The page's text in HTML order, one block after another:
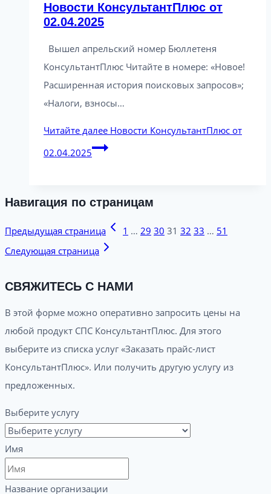
Новости КонсультантПлюс от
02.04.2025
Вышел апрельский номер Бюллетеня
КонсультантПлюс Читайте в номере: «Новое!
Расширенная история поисковых запросов»;
«Налоги, взносы…
Читайте далее Новости КонсультантПлюс от
02.04.2025
Навигация по страницам
Предыдущая страница 1 … 29 30 31 32 33 … 51
Следующая страница
СВЯЖИТЕСЬ С НАМИ
В этой форме можно оперативно запросить цены на
любой продукт СПС КонсультантПлюс. Для этого
выберите из списка услуг «Заказать прайс-лист
КонсультантПлюс». Или получить другую услугу из
предложенных.
Выберите услугу
Имя
Название организации